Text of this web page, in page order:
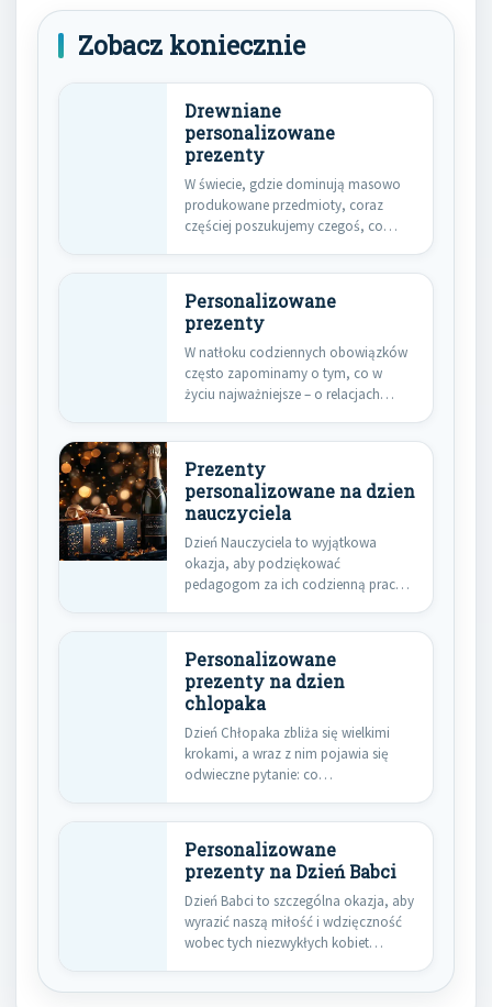
Zobacz koniecznie
Drewniane
personalizowane
prezenty
W świecie, gdzie dominują masowo
produkowane przedmioty, coraz
częściej poszukujemy czegoś, co
Personalizowane
prezenty
W natłoku codziennych obowiązków
często zapominamy o tym, co w
życiu najważniejsze – o relacjach…
Prezenty
personalizowane na dzien
nauczyciela
Dzień Nauczyciela to wyjątkowa
okazja, aby podziękować
pedagogom za ich codzienną pracę,
Personalizowane
prezenty na dzien
chlopaka
Dzień Chłopaka zbliża się wielkimi
krokami, a wraz z nim pojawia się
odwieczne pytanie: co…
Personalizowane
prezenty na Dzień Babci
Dzień Babci to szczególna okazja, aby
wyrazić naszą miłość i wdzięczność
wobec tych niezwykłych kobiet…